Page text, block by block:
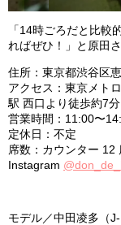
「14時ごろだと比較
ればぜひ！」と原田さ
住所：東京都渋谷区
アクセス：東京メト
駅 西口より徒歩約7分
営業時間：11:00〜
定休日：不定
席数：カウンター 12
Instagram
モデル／中田凌多（